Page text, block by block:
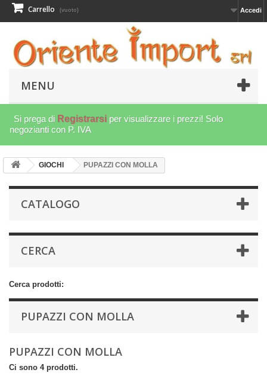
Accedi
Carrello (vuoto)
MENU
Si prega di Registrarsi per visualizzare i prezzi! Solo
negozianti con P. IVA
GIOCHI PUPAZZI CON MOLLA
CATALOGO
CERCA
Cerca prodotti:
PUPAZZI CON MOLLA
PUPAZZI CON MOLLA
Ci sono 4 prodotti.